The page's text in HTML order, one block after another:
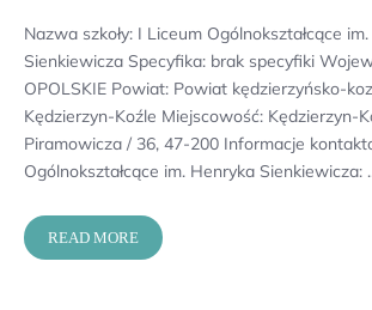
Nazwa szkoły: I Liceum Ogólnokształcące
Sienkiewicza Specyfika: brak specyfiki
OPOLSKIE Powiat: Powiat kędzierzyńsko-
Kędzierzyn-Koźle Miejscowość: Kędzierzyn-
Piramowicza / 36, 47-200 Informacje
Ogólnokształcące im. Henryka Sienkiewicza:
READ MORE